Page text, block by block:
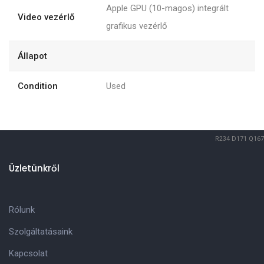
Video vezérlő
Apple GPU (10-magos) integrált
grafikus vezérlő
Állapot
Condition Used
R234 D171 Q167
Üzletünkről
Rólunk
Szolgáltatásaink
Kapcsolat